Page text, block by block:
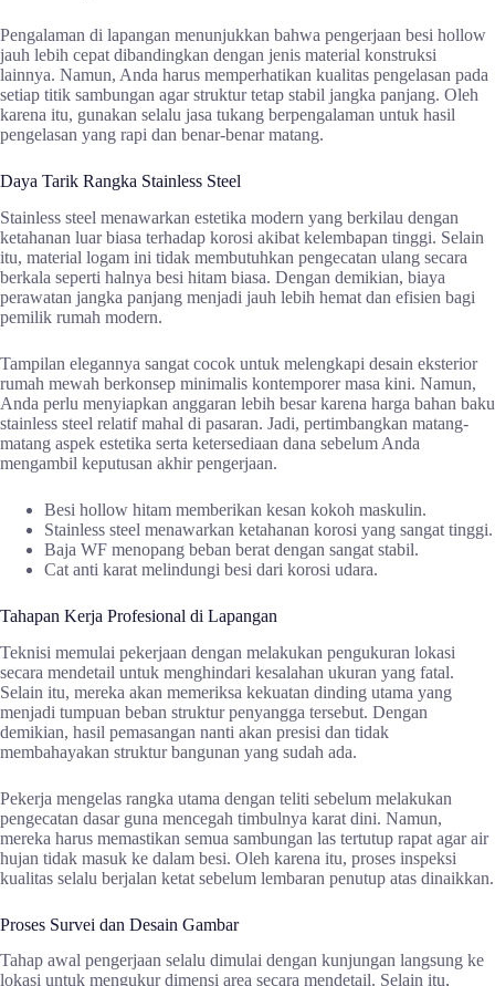
Pengalaman di lapangan menunjukkan bahwa pengerjaan besi hollow
jauh lebih cepat dibandingkan dengan jenis material konstruksi
lainnya. Namun, Anda harus memperhatikan kualitas pengelasan pada
setiap titik sambungan agar struktur tetap stabil jangka panjang. Oleh
karena itu, gunakan selalu jasa tukang berpengalaman untuk hasil
pengelasan yang rapi dan benar-benar matang.
Daya Tarik Rangka Stainless Steel
Stainless steel menawarkan estetika modern yang berkilau dengan
ketahanan luar biasa terhadap korosi akibat kelembapan tinggi. Selain
itu, material logam ini tidak membutuhkan pengecatan ulang secara
berkala seperti halnya besi hitam biasa. Dengan demikian, biaya
perawatan jangka panjang menjadi jauh lebih hemat dan efisien bagi
pemilik rumah modern.
Tampilan elegannya sangat cocok untuk melengkapi desain eksterior
rumah mewah berkonsep minimalis kontemporer masa kini. Namun,
Anda perlu menyiapkan anggaran lebih besar karena harga bahan baku
stainless steel relatif mahal di pasaran. Jadi, pertimbangkan matang-
matang aspek estetika serta ketersediaan dana sebelum Anda
mengambil keputusan akhir pengerjaan.
Besi hollow hitam memberikan kesan kokoh maskulin.
Stainless steel menawarkan ketahanan korosi yang sangat tinggi.
Baja WF menopang beban berat dengan sangat stabil.
Cat anti karat melindungi besi dari korosi udara.
Tahapan Kerja Profesional di Lapangan
Teknisi memulai pekerjaan dengan melakukan pengukuran lokasi
secara mendetail untuk menghindari kesalahan ukuran yang fatal.
Selain itu, mereka akan memeriksa kekuatan dinding utama yang
menjadi tumpuan beban struktur penyangga tersebut. Dengan
demikian, hasil pemasangan nanti akan presisi dan tidak
membahayakan struktur bangunan yang sudah ada.
Pekerja mengelas rangka utama dengan teliti sebelum melakukan
pengecatan dasar guna mencegah timbulnya karat dini. Namun,
mereka harus memastikan semua sambungan las tertutup rapat agar air
hujan tidak masuk ke dalam besi. Oleh karena itu, proses inspeksi
kualitas selalu berjalan ketat sebelum lembaran penutup atas dinaikkan.
Proses Survei dan Desain Gambar
Tahap awal pengerjaan selalu dimulai dengan kunjungan langsung ke
lokasi untuk mengukur dimensi area secara mendetail. Selain itu,